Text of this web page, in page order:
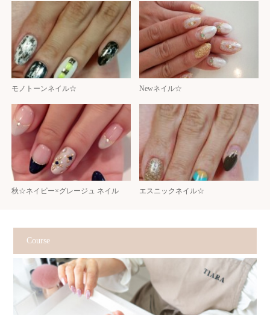
モノトーンネイル☆ Newネイル☆
秋☆ネイビー×グレージュ ネイル エスニックネイル☆
Course